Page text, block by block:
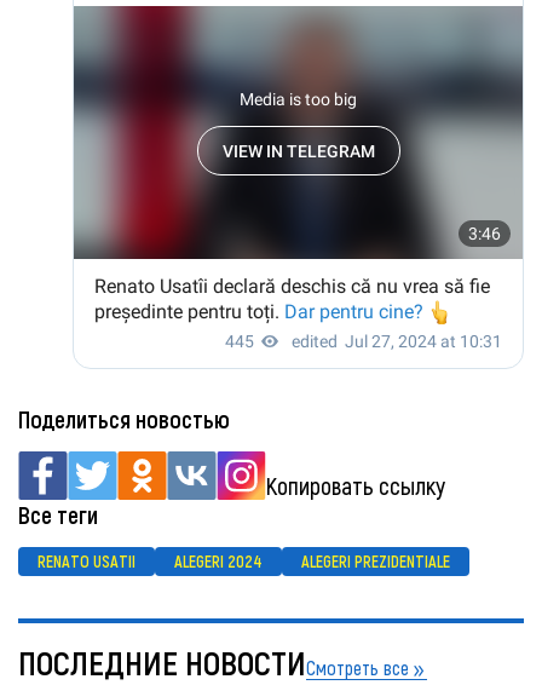
Поделиться новостью
Копировать ссылку
Все теги
RENATO USATII ALEGERI 2024 ALEGERI PREZIDENTIALE
ПОСЛЕДНИЕ НОВОСТИСмотреть все